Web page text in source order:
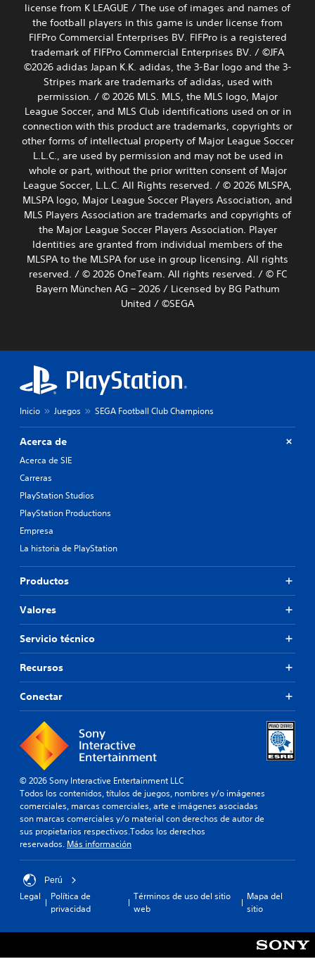
license from K LEAGUE / The use of images and names of
the football players in this game is under license from
FIFPro Commercial Enterprises BV. FIFPro is a registered
trademark of FIFPro Commercial Enterprises BV. / ©JFA
©2026 adidas Japan K.K. adidas, the 3-Bar logo and the 3-
Stripes mark are trademarks of adidas, used with
permission. / © 2026 MLS. MLS, the MLS logo, Major
League Soccer, and MLS Club identifications used on or in
connection with this product are trademarks, copyrights or
other forms of intellectual property of Major League Soccer
L.L.C., are used by permission and may not be used in
whole or part, without the prior written consent of Major
League Soccer, L.L.C. All Rights reserved. / © 2026 MLSPA,
MLSPA logo, Major League Soccer Players Association, and
MLS Players Association are trademarks and copyrights of
the Major League Soccer Players Association. Player
Identities are granted from individual members of the
MLSPA to the MLSPA for use in group licensing. All rights
reserved. / © 2026 OneTeam. All rights reserved. / © FC
Bayern München AG – 2026 / Licensed by BG Pathum
United / ©SEGA
Inicio Juegos SEGA Football Club Champions
Acerca de
Acerca de SIE
Carreras
PlayStation Studios
PlayStation Productions
Empresa
La historia de PlayStation
Productos
Valores
Servicio técnico
Recursos
Conectar
© 2026 Sony Interactive Entertainment LLC
Todos los contenidos, títulos de juegos, nombres y/o imágenes
comerciales, marcas comerciales, arte e imágenes asociadas
son marcas comerciales y/o material con derechos de autor de
sus propietarios respectivos.Todos los derechos
reservados. Más información
Perú
Legal
Política de
privacidad
Términos de uso del sitio
web
Mapa del
sitio